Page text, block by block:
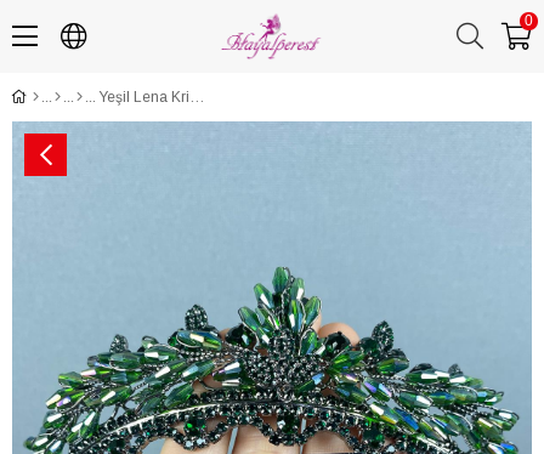
0
Yeşil Lena Kristalli Gelin Kına Tacı Ve Taşlı Küpe Set